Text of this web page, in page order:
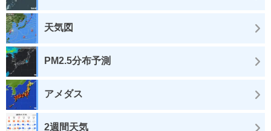
天気図
PM2.5分布予測
アメダス
2週間天気